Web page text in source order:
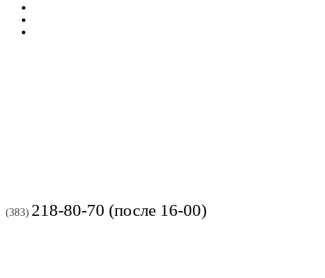
(383) 218-80-70 (после 16-00)